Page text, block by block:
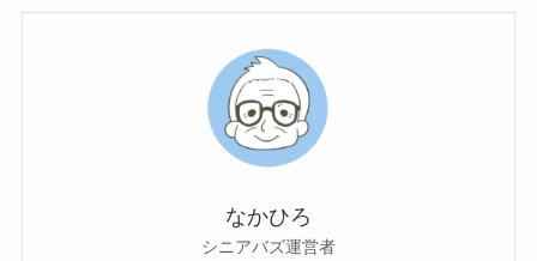
なかひろ
シニアバズ運営者